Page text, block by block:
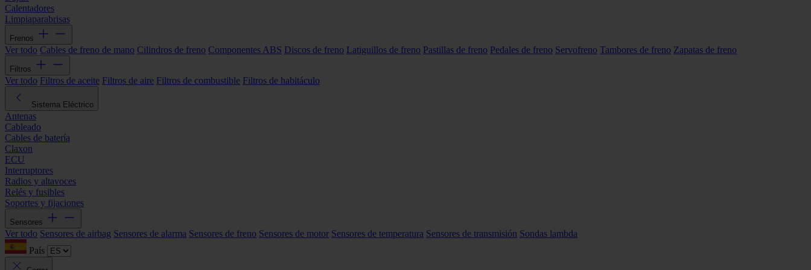
Calentadores
Limpiaparabrisas
Frenos
Ver todo Cables de freno de mano Cilindros de freno Componentes ABS Discos de freno Latiguillos de freno Pastillas de freno Pedales de freno Servofreno Tambores de freno Zapatas de freno
Filtros
Ver todo Filtros de aceite Filtros de aire Filtros de combustible Filtros de habitáculo
Sistema Eléctrico
Antenas
Cableado
Cables de batería
Claxon
ECU
Interruptores
Radios y altavoces
Relés y fusibles
Soportes y fijaciones
Sensores
Ver todo Sensores de airbag Sensores de alarma Sensores de freno Sensores de motor Sensores de temperatura Sensores de transmisión Sondas lambda
País